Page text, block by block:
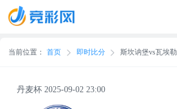
当前位置： 首页 即时比分 斯坎讷堡vs瓦埃勒
丹麦杯 2025-09-02 23:00